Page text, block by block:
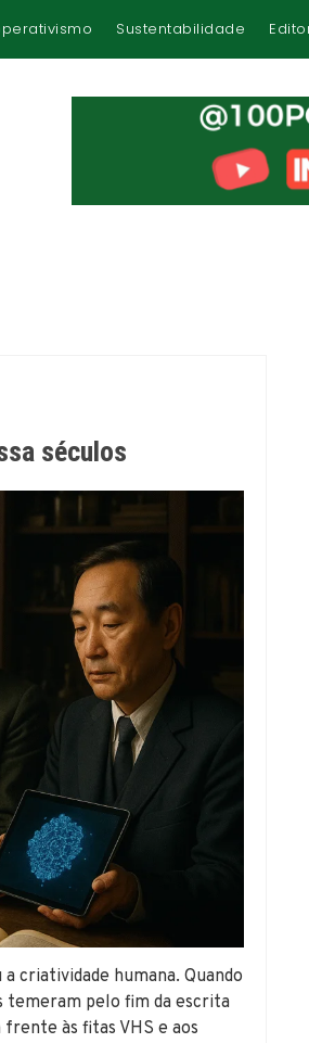
Sustentabilidade
séculos
criatividade humana. Quando
temeram pelo fim da escrita
às fitas VHS e aos